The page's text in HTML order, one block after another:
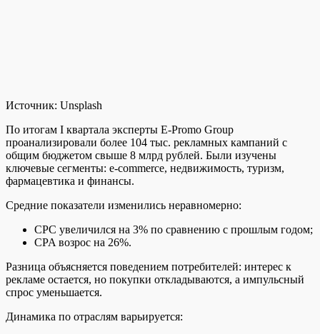
Источник: Unsplash
По итогам I квартала эксперты E-Promo Group
проанализировали более 104 тыс. рекламных кампаний с
общим бюджетом свыше 8 млрд рублей. Были изучены
ключевые сегменты: e-commerce, недвижимость, туризм,
фармацевтика и финансы.
Средние показатели изменились неравномерно:
CPC увеличился на 3% по сравнению с прошлым годом;
CPA возрос на 26%.
Разница объясняется поведением потребителей: интерес к
рекламе остается, но покупки откладываются, а импульсный
спрос уменьшается.
Динамика по отраслям варьируется: